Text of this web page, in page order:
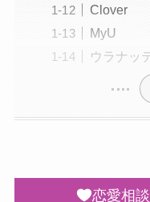
Clover
MyU
ウラナッ
恋愛相